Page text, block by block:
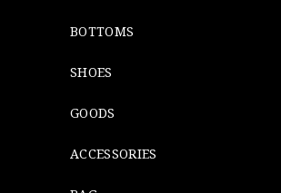
BOTTOMS
SHOES
GOODS
ACCESSORIES